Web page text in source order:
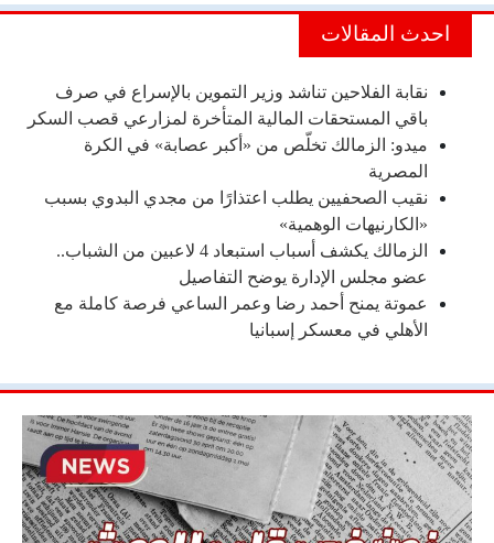
احدث المقالات
نقابة الفلاحين تناشد وزير التموين بالإسراع في صرف
باقي المستحقات المالية المتأخرة لمزارعي قصب السكر
ميدو: الزمالك تخلّص من «أكبر عصابة» في الكرة
المصرية
نقيب الصحفيين يطلب اعتذارًا من مجدي البدوي بسبب
«الكارنيهات الوهمية»
الزمالك يكشف أسباب استبعاد 4 لاعبين من الشباب..
عضو مجلس الإدارة يوضح التفاصيل
عموتة يمنح أحمد رضا وعمر الساعي فرصة كاملة مع
الأهلي في معسكر إسبانيا